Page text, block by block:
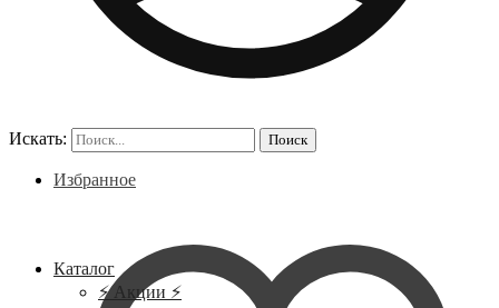
Искать: Поиск
Избранное
Каталог
⚡ Акции ⚡